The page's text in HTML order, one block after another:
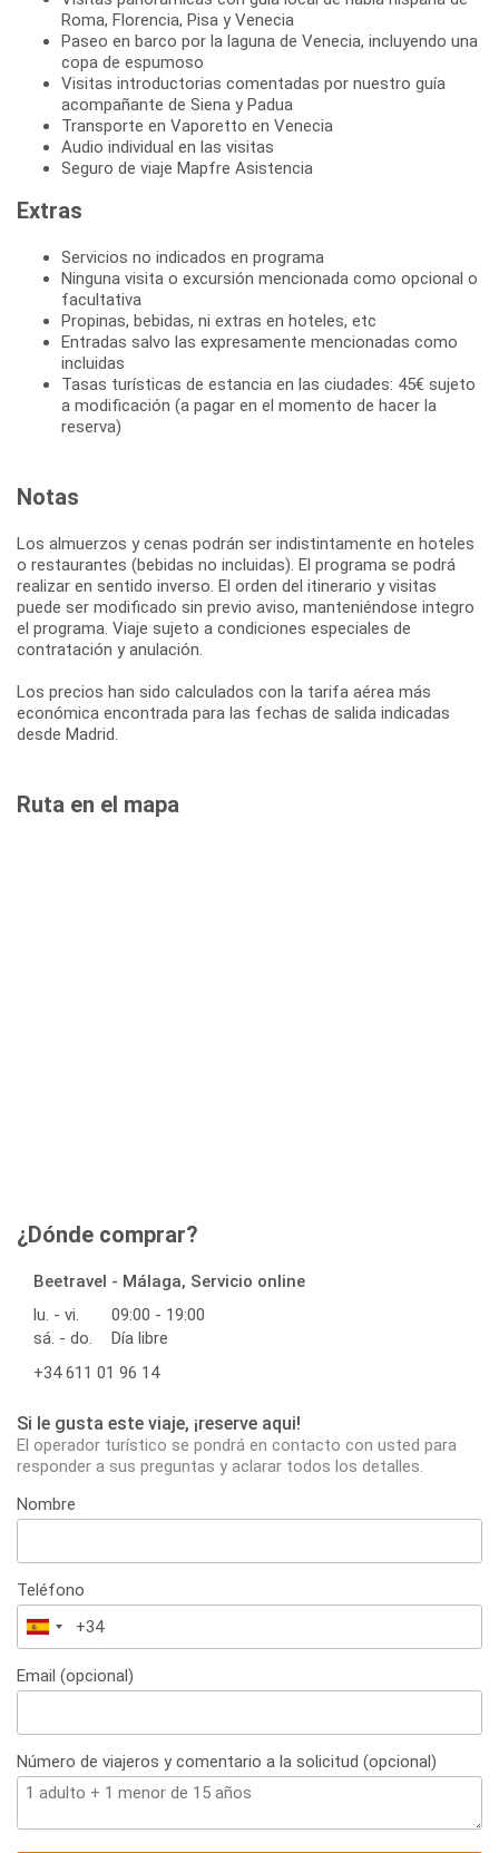
Roma, Florencia, Pisa y Venecia
Paseo en barco por la laguna de Venecia, incluyendo una
copa de espumoso
Visitas introductorias comentadas por nuestro guía
acompañante de Siena y Padua
Transporte en Vaporetto en Venecia
Audio individual en las visitas
Seguro de viaje Mapfre Asistencia
Extras
Servicios no indicados en programa
Ninguna visita o excursión mencionada como opcional o
facultativa
Propinas, bebidas, ni extras en hoteles, etc
Entradas salvo las expresamente mencionadas como
incluidas
Tasas turísticas de estancia en las ciudades: 45€ sujeto
a modificación (a pagar en el momento de hacer la
reserva)
Notas
Los almuerzos y cenas podrán ser indistintamente en hoteles
o restaurantes (bebidas no incluidas). El programa se podrá
realizar en sentido inverso. El orden del itinerario y visitas
puede ser modificado sin previo aviso, manteniéndose integro
el programa. Viaje sujeto a condiciones especiales de
contratación y anulación.
Los precios han sido calculados con la tarifa aérea más
económica encontrada para las fechas de salida indicadas
desde Madrid.
Ruta en el mapa
¿Dónde comprar?
Beetravel - Málaga, Servicio online
lu. - vi.
09:00 - 19:00
sá. - do.
Día libre
+34 611 01 96 14
Si le gusta este viaje, ¡reserve aqui!
El operador turístico se pondrá en contacto con usted para
responder a sus preguntas y aclarar todos los detalles.
Nombre
Teléfono
España
+34
Email (opcional)
Número de viajeros y comentario a la solicitud (opcional)